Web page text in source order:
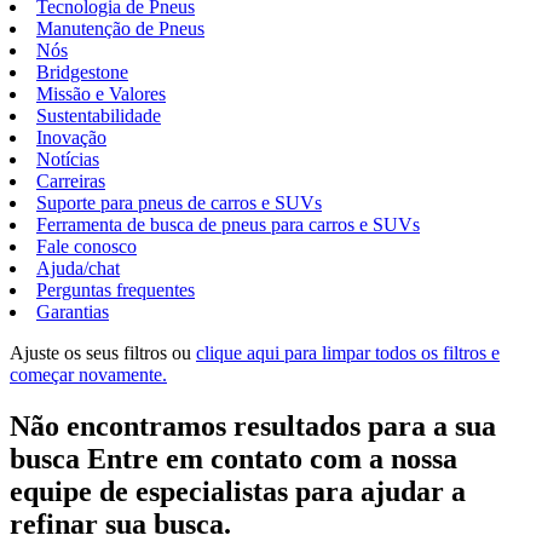
Tecnologia de Pneus
Manutenção de Pneus
Nós
Bridgestone
Missão e Valores
Sustentabilidade
Inovação
Notícias
Carreiras
Suporte para pneus de carros e SUVs
Ferramenta de busca de pneus para carros e SUVs
Fale conosco
Ajuda/chat
Perguntas frequentes
Garantias
Ajuste os seus filtros ou clique aqui para limpar todos os filtros e
começar novamente.
Não encontramos resultados para a sua
busca Entre em contato com a nossa
equipe de especialistas para ajudar a
refinar sua busca.